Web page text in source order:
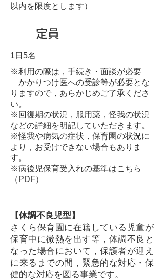
以内を限度とします）
定員
1日5名
※利用の際は，手続き・面談が必要
かかりつけ医への受診等が必要とな
りますので，あらかじめご了承くださ
い。
※回復期の状況，服用薬，怪我の状況
などの詳細を明記していただきます。
※怪我や病気の症状，保育園の状況に
より，お受けできない場合もありま
す。
※病後児保育受入れの基準はこちら
（PDF）
【体調不良児型】
さくら保育園に在籍している児童が
保育中に微熱を出す等，体調不良と
なった場合において，保護者が迎え
に来るまでの間，緊急的な対応・保
健的な対応を図る事業です。